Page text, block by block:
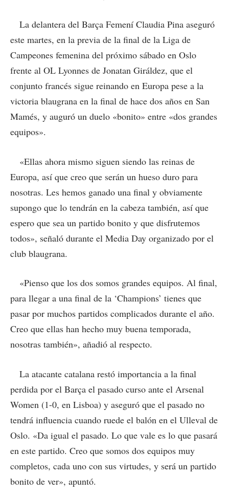
La delantera del Barça Femení Claudia Pina aseguró
este martes, en la previa de la final de la Liga de
Campeones femenina del próximo sábado en Oslo
frente al OL Lyonnes de Jonatan Giráldez, que el
conjunto francés sigue reinando en Europa pese a la
victoria blaugrana en la final de hace dos años en San
Mamés, y auguró un duelo «bonito» entre «dos grandes
equipos».
«Ellas ahora mismo siguen siendo las reinas de
Europa, así que creo que serán un hueso duro para
nosotras. Les hemos ganado una final y obviamente
supongo que lo tendrán en la cabeza también, así que
espero que sea un partido bonito y que disfrutemos
todos», señaló durante el Media Day organizado por el
club blaugrana.
«Pienso que los dos somos grandes equipos. Al final,
para llegar a una final de la ‘Champions’ tienes que
pasar por muchos partidos complicados durante el año.
Creo que ellas han hecho muy buena temporada,
nosotras también», añadió al respecto.
La atacante catalana restó importancia a la final
perdida por el Barça el pasado curso ante el Arsenal
Women (1-0, en Lisboa) y aseguró que el pasado no
tendrá influencia cuando ruede el balón en el Ulleval de
Oslo. «Da igual el pasado. Lo que vale es lo que pasará
en este partido. Creo que somos dos equipos muy
completos, cada uno con sus virtudes, y será un partido
bonito de ver», apuntó.